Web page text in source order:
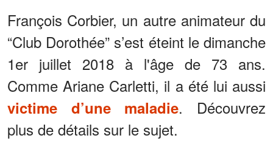
François Corbier, un autre animateur du
“Club Dorothée” s’est éteint le dimanche
1er juillet 2018 à l'âge de 73 ans.
Comme Ariane Carletti, il a été lui aussi
victime d’une maladie. Découvrez
plus de détails sur le sujet.